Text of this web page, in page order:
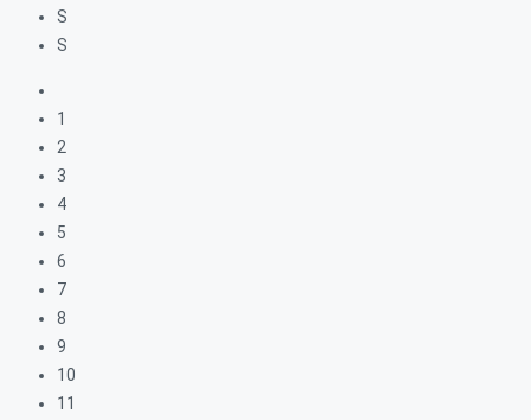
S
S
1
2
3
4
5
6
7
8
9
10
11